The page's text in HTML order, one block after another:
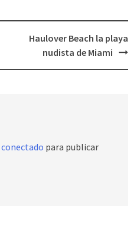
Haulover Beach la playa
nudista de Miami
conectado para publicar